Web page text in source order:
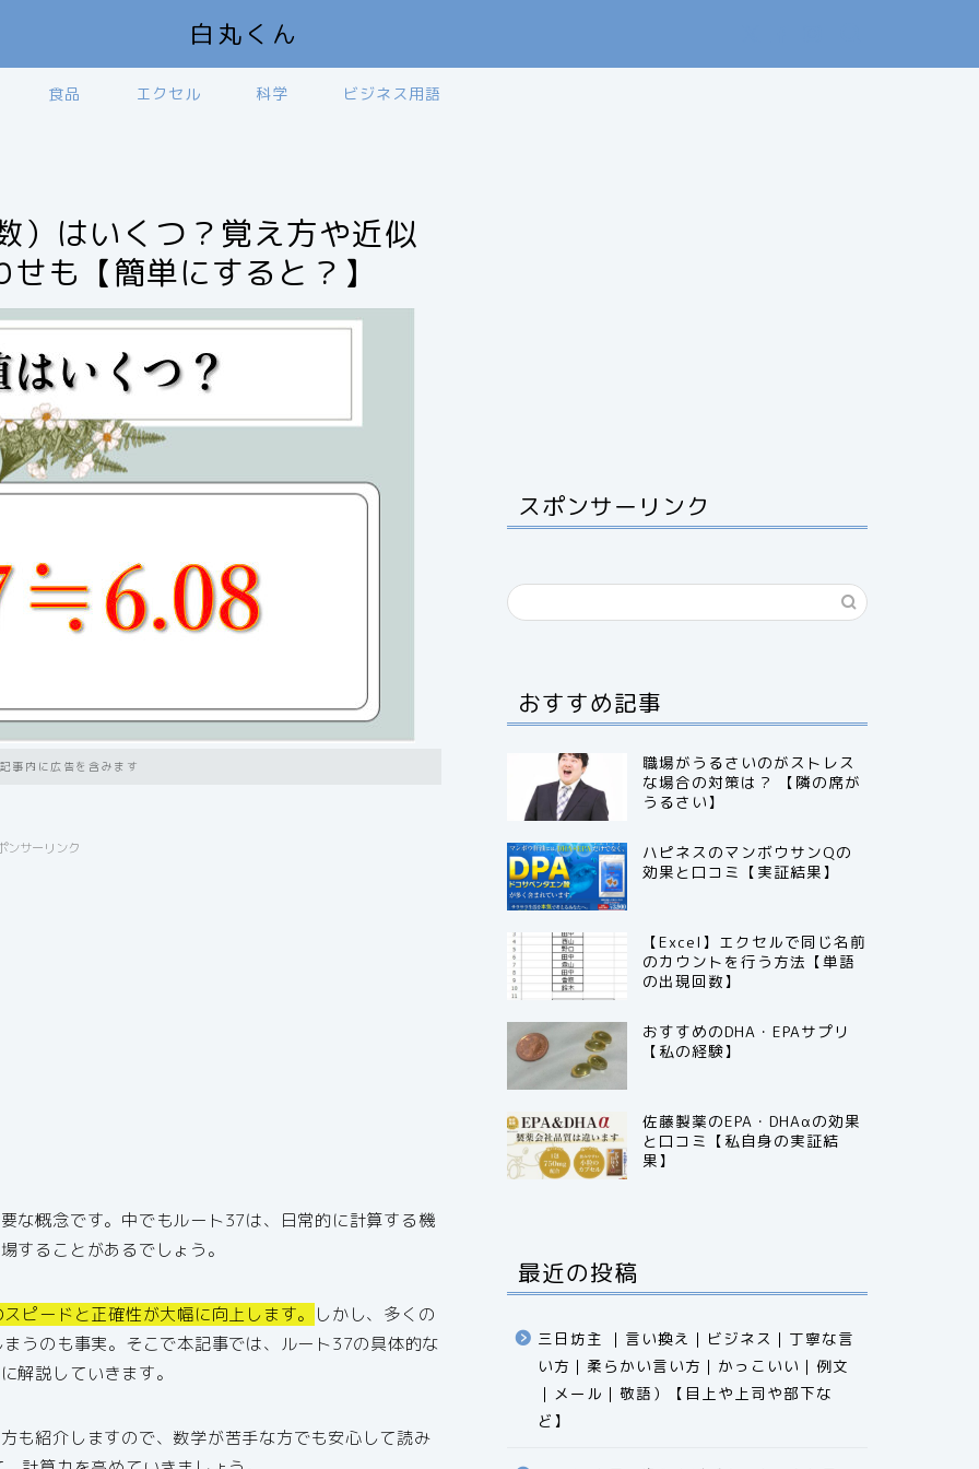
白丸くん
食品 エクセル 科学 ビジネス用語
）はいくつ？覚え方や近似
も【簡単にすると？】
事内に広告を含みます
ンサーリンク
な概念です。中でもルート37は、日常的に計算する機
することがあるでしょう。
ピードと正確性が大幅に向上します。
しかし、多くの
うのも事実。そこで本記事では、ルート37の具体的な
解説していきます。
も紹介しますので、数学が苦手な方でも安心して読み
スポンサーリンク
おすすめ記事
職場がうるさいのがストレス
な場合の対策は？ 【隣の席が
うるさい】
ハピネスのマンボウサンQの
効果と口コミ【実証結果】
【Excel】エクセルで同じ名前
のカウントを行う方法【単語
の出現回数】
おすすめのDHA・EPAサプリ
【私の経験】
佐藤製薬のEPA・DHAαの効果
と口コミ【私自身の実証結
果】
最近の投稿
三日坊主 ｜言い換え｜ビジネス｜丁寧な言
い方｜柔らかい言い方｜かっこいい｜例文
｜メール｜敬語）【目上や上司や部下な
ど】​​​​​​​​​​​​​​​​